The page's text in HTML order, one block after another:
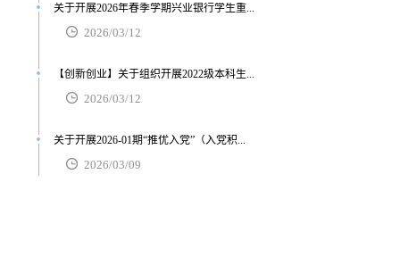
关于开展2026年春季学期兴业银行学生重...
2026/03/12
【创新创业】关于组织开展2022级本科生...
2026/03/12
关于开展2026-01期“推优入党”（入党积...
2026/03/09